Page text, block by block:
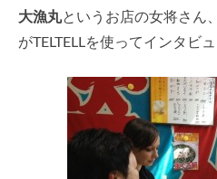
大漁丸というお店の女将さん
がTELTELLを使ってインタビ